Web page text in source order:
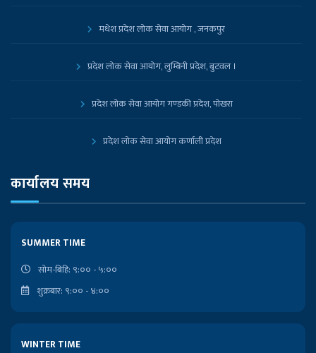
मधेश प्रदेश लोक सेवा आयोग , जनकपुर
प्रदेश लोक सेवा आयोग, लुम्बिनी प्रदेश, बुटवल ।
प्रदेश लोक सेवा आयोग गण्डकी प्रदेश, पोखरा
प्रदेश लोक सेवा आयोग कर्णाली प्रदेश
प्रदेश लोक सेवा आयोग, कोशी प्रदेश, विराटनगर
कार्यालय समय
SUMMER TIME
सोम-बिहि: ९:०० - ५:००
शुक्रबार: ९:०० - ४:००
WINTER TIME